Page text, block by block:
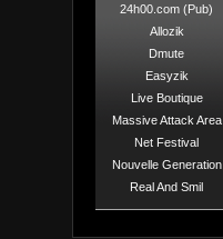
24h00.com (Pub)
Allozik
Dmute
Easyzik
Live Boutique
Massive Attack Area
Net Festival
Nouvelle Generation
Real And Smil